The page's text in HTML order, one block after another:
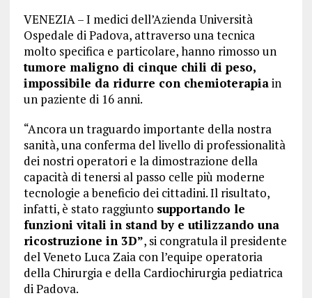
VENEZIA – I medici dell’Azienda Università
Ospedale di Padova, attraverso una tecnica
molto specifica e particolare, hanno rimosso un
tumore maligno di cinque chili di peso,
impossibile da ridurre con chemioterapiain
un paziente di 16 anni.
“Ancora un traguardo importante della nostra
sanità, una conferma del livello di professionalità
dei nostri operatori e la dimostrazione della
capacità di tenersi al passo celle più moderne
tecnologie a beneficio dei cittadini. Il risultato,
infatti, è stato raggiunto supportando le
funzioni vitali in stand by e utilizzando una
ricostruzione in 3D”, si congratula il presidente
del Veneto Luca Zaia con l’equipe operatoria
della Chirurgia e della Cardiochirurgia pediatrica
di Padova.